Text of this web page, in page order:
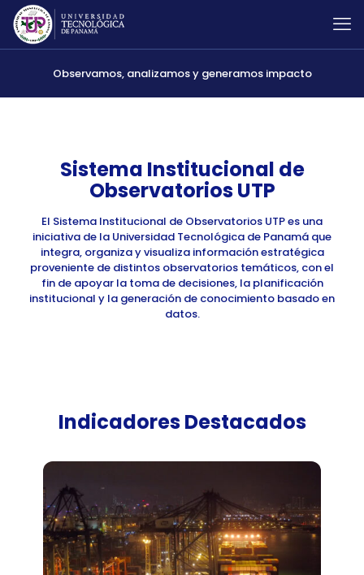
Observamos, analizamos y generamos impacto
Sistema Institucional de
Observatorios UTP
El Sistema Institucional de Observatorios UTP es una
iniciativa de la Universidad Tecnológica de Panamá que
integra, organiza y visualiza información estratégica
proveniente de distintos observatorios temáticos, con el
fin de apoyar la toma de decisiones, la planificación
institucional y la generación de conocimiento basado en
datos.
Indicadores Destacados